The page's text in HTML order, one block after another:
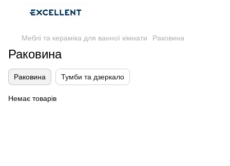
Меблі та кераміка для ванної кімнати Раковина
Раковина
Раковина Тумби та дзеркало
Немає товарів